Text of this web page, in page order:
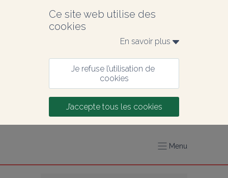
Ce site web utilise des
cookies
En savoir plus
Je refuse l’utilisation de
cookies
J’accepte tous les cookies
Menu